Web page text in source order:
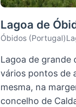
Lagoa de
Óbidos (Portugal)
Lagoa de grande
vários pontos de
mesma, na
concelho de